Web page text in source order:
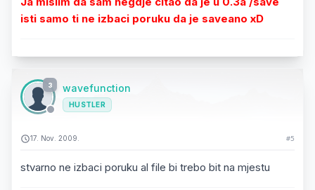
isti samo ti ne izbaci poruku da je saveano xD
3 wavefunction
HUSTLER
17. Nov. 2009. #5
stvarno ne izbaci poruku al file bi trebo bit na mjestu